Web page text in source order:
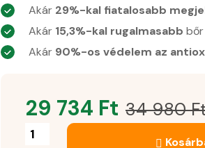
Akár 29%-kal fiatalosabb
Akár 15,3%-kal rugalmasabb
Akár 90%-os védelem az
34 980
29 734 Ft